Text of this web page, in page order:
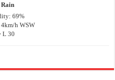
69%
h WSW
L 30